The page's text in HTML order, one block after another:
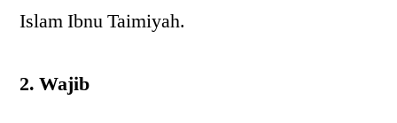
Islam Ibnu Taimiyah.
2. Wajib